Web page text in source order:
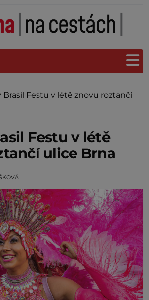
Festu v létě znovu roztančí
Festu v létě
ulice Brna